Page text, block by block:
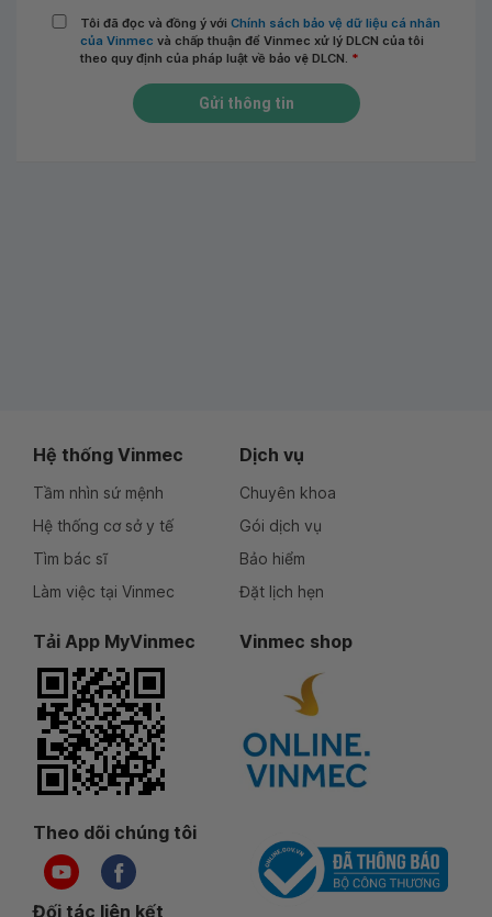
Tôi đã đọc và đồng ý với Chính sách bảo vệ dữ liệu cá nhân
của Vinmec và chấp thuận để Vinmec xử lý DLCN của tôi
theo quy định của pháp luật về bảo vệ DLCN. *
Gửi thông tin
Hệ thống Vinmec
Tầm nhìn sứ mệnh
Hệ thống cơ sở y tế
Tìm bác sĩ
Làm việc tại Vinmec
Dịch vụ
Chuyên khoa
Gói dịch vụ
Bảo hiểm
Đặt lịch hẹn
Tải App MyVinmec Vinmec shop
Theo dõi chúng tôi
Đối tác liên kết